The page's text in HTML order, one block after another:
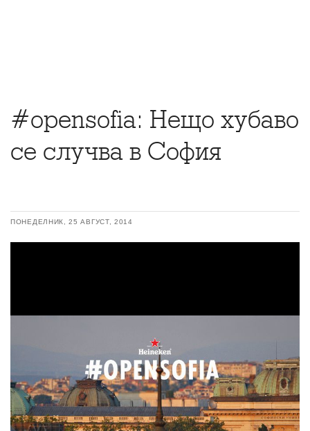
#opensofia: Нещо хубаво
се случва в София
ПОНЕДЕЛНИК, 25 АВГУСТ, 2014